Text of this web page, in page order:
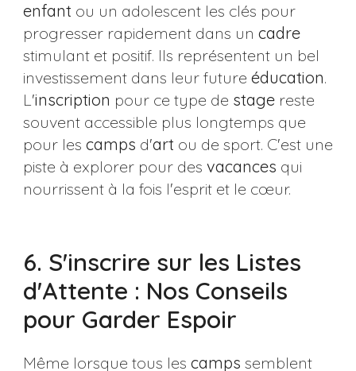
enfant ou un adolescent les clés pour
progresser rapidement dans un cadre
stimulant et positif. Ils représentent un bel
investissement dans leur future éducation.
L'inscription pour ce type de stagereste
souvent accessible plus longtemps que
pour les camps d'art ou de sport. C'est une
piste à explorer pour des vacances qui
nourrissent à la fois l'esprit et le cœur.
6. S'inscrire sur les Listes
d'Attente : Nos Conseils
pour Garder Espoir
Même lorsque tous les camps semblent